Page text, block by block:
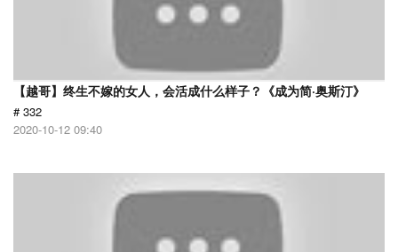
【越哥】终生不嫁的女人，会活成什么样子？《成为简·奥斯汀》
# 332
2020-10-12 09:40